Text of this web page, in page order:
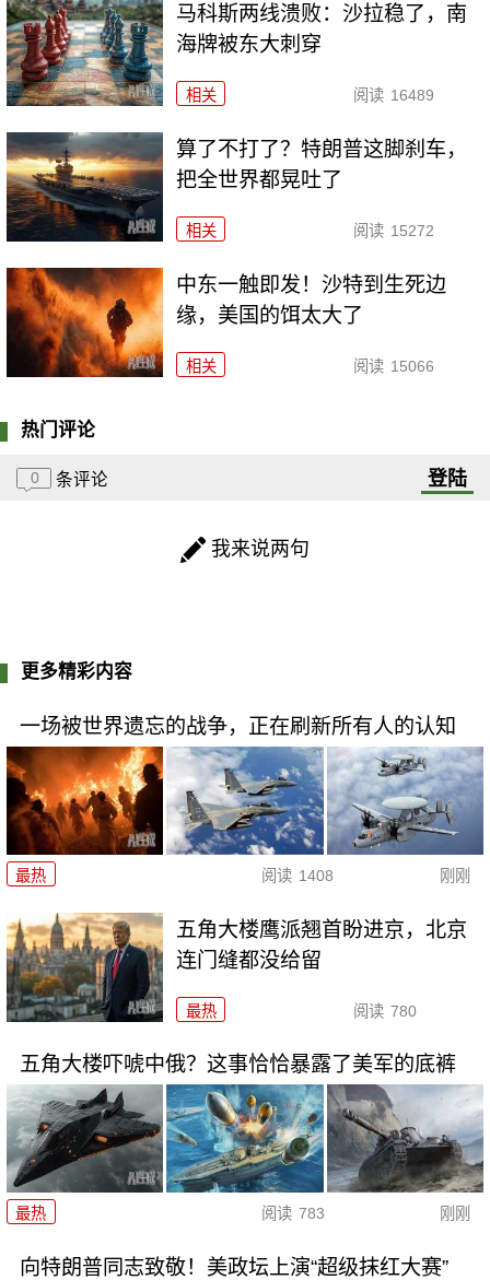
马科斯两线溃败：沙拉稳了，南
海牌被东大刺穿
相关 阅读 16489
算了不打了？特朗普这脚刹车，
把全世界都晃吐了
相关 阅读 15272
中东一触即发！沙特到生死边
缘，美国的饵太大了
相关 阅读 15066
热门评论
0 条评论 登陆
我来说两句
更多精彩内容
一场被世界遗忘的战争，正在刷新所有人的认知
最热 阅读 1408 刚刚
五角大楼鹰派翘首盼进京，北京
连门缝都没给留
最热 阅读 780
五角大楼吓唬中俄？这事恰恰暴露了美军的底裤
最热 阅读 783 刚刚
向特朗普同志致敬！美政坛上演“超级抹红大赛”